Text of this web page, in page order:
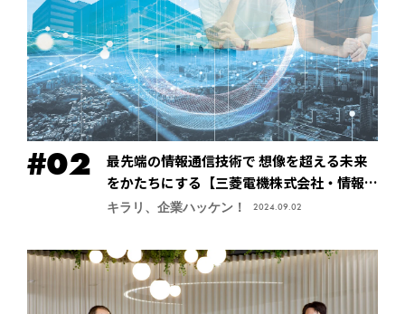
最先端の情報通信技術で 想像を超える未来
をかたちにする【三菱電機株式会社・情報技
術総合研究所】
キラリ、企業ハッケン！ 2024.09.02